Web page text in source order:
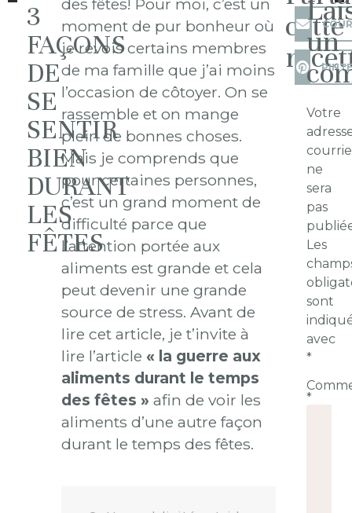
3
FAÇONS
DE
SE
SENTIR
BIEN
DURANT
LES
FÊTES
des fêtes! Pour moi, c’est un
moment de pur bonheur où
je revois certains membres
de ma famille que j’ai moins
l’occasion de côtoyer. On se
rassemble et on mange
plein de bonnes choses.
Mais je comprends que
pour certaines personnes,
c’est un grand moment de
difficulté parce que
l’attention portée aux
aliments est grande et cela
peut devenir une grande
source de stress. Avant de
lire cet article, je t’invite à
lire l’article « la guerre aux
aliments durant le temps
des fêtes » afin de voir les
aliments d’une autre façon
durant le temps des fêtes.
cette
un
Votre
ne
sera
pas
Les
sont
avec
*
*